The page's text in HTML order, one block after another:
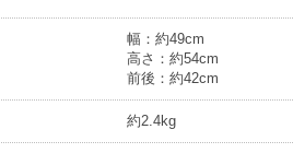
幅：約49cm
高さ：約54cm
前後：約42cm
約2.4kg